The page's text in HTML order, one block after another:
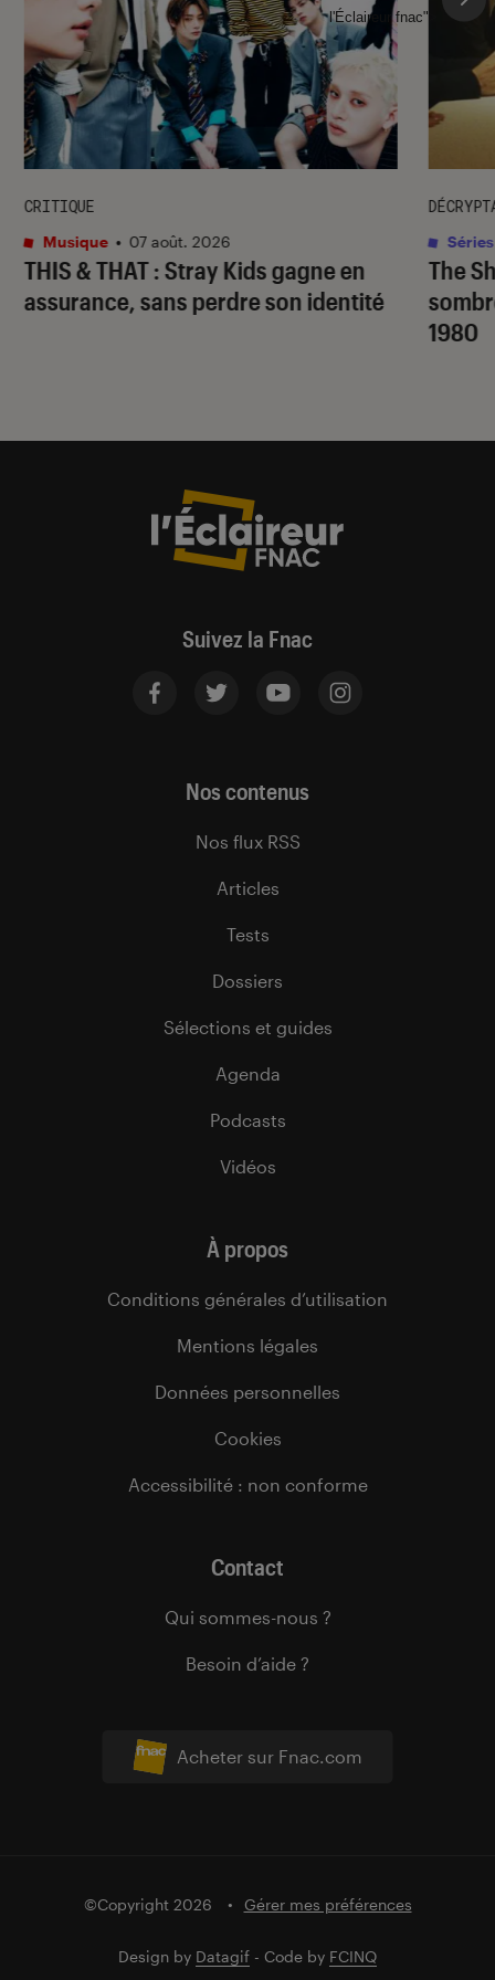
THIS & THAT: Stray Kids gagne en
assurance, sans perdre son identité
CRITIQUE
Musique • 07 août. 2026
The
1980
Séries
l'Éclaireur fnac">
Suivez la Fnac
Acheter sur Fnac.com
Nos contenus
Nos flux RSS
Articles
Tests
Dossiers
Sélections et guides
Agenda
Podcasts
Vidéos
À propos
Conditions générales d’utilisation
Mentions légales
Données personnelles
Cookies
Accessibilité : non conforme
Contact
Qui sommes-nous ?
Besoin d’aide ?
©Copyright 2026 Gérer mes préférences
Design by Datagif - Code by FCINQ